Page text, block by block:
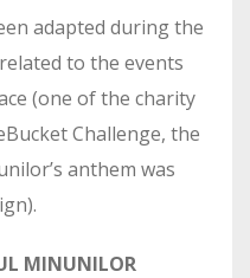
adapted during the
to the events
(one of the charity
Challenge, the
anthem was
MINUNILOR